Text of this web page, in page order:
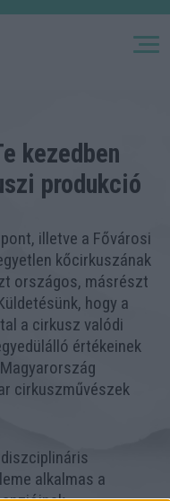
kezedben
produkció
illetve a Fővárosi
kőcirkuszának
országos, másrészt
hogy a
a cirkusz valódi
értékeinek
cirkuszművészek
alkalmas a